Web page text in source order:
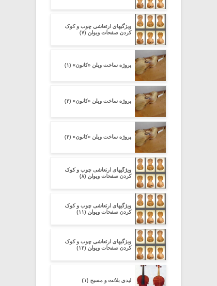
ویژگیهای ارتعاشی چوب و کوک
کردن صفحات ویولن (۷)
پروژه ساخت ویلن «کانون» (۱)
پروژه ساخت ویلن «کانون» (۲)
پروژه ساخت ویلن «کانون» (۳)
ویژگیهای ارتعاشی چوب و کوک
کردن صفحات ویولن (۸)
ویژگیهای ارتعاشی چوب و کوک
کردن صفحات ویولن (۱۱)
ویژگیهای ارتعاشی چوب و کوک
کردن صفحات ویولن (۱۲)
لیدی بلانت و مسیح (۱)